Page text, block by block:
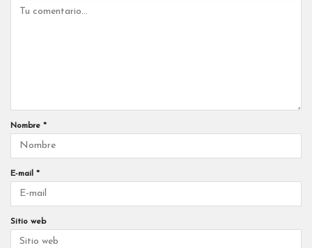
Nombre *
E-mail *
Sitio web